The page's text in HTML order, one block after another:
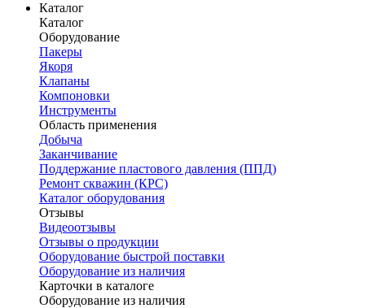
Каталог
Каталог
Оборудование
Пакеры
Якоря
Клапаны
Компоновки
Инструменты
Область применения
Добыча
Заканчивание
Поддержание пластового давления (ППД)
Ремонт скважин (КРС)
Каталог оборудования
Отзывы
Видеоотзывы
Отзывы о продукции
Оборудование быстрой поставки
Оборудование из наличия
Карточки в каталоге
Оборудование из наличия